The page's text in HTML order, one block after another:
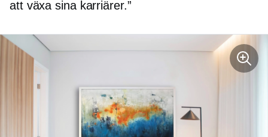
att växa sina karriärer.”